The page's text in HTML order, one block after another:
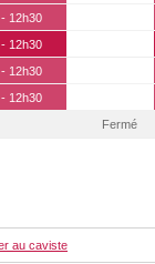
12h30
12h30
12h30
12h30
Fermé
au caviste